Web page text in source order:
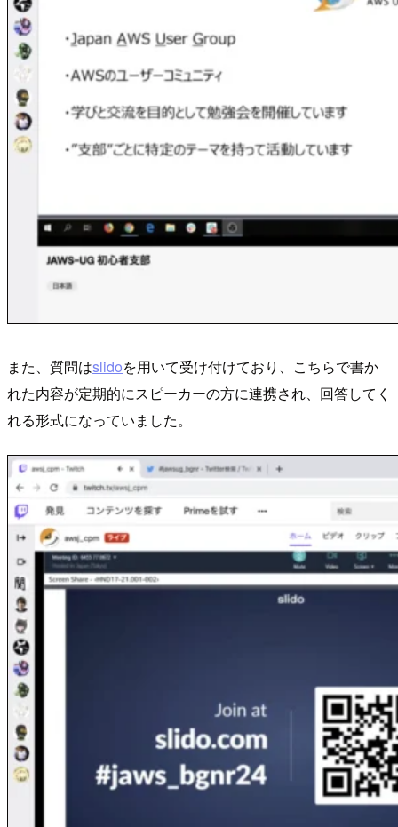
また、質問はslidoを用いて受け付けており、こちらで書か
れた内容が定期的にスピーカーの方に連携され、回答してく
れる形式になっていました。